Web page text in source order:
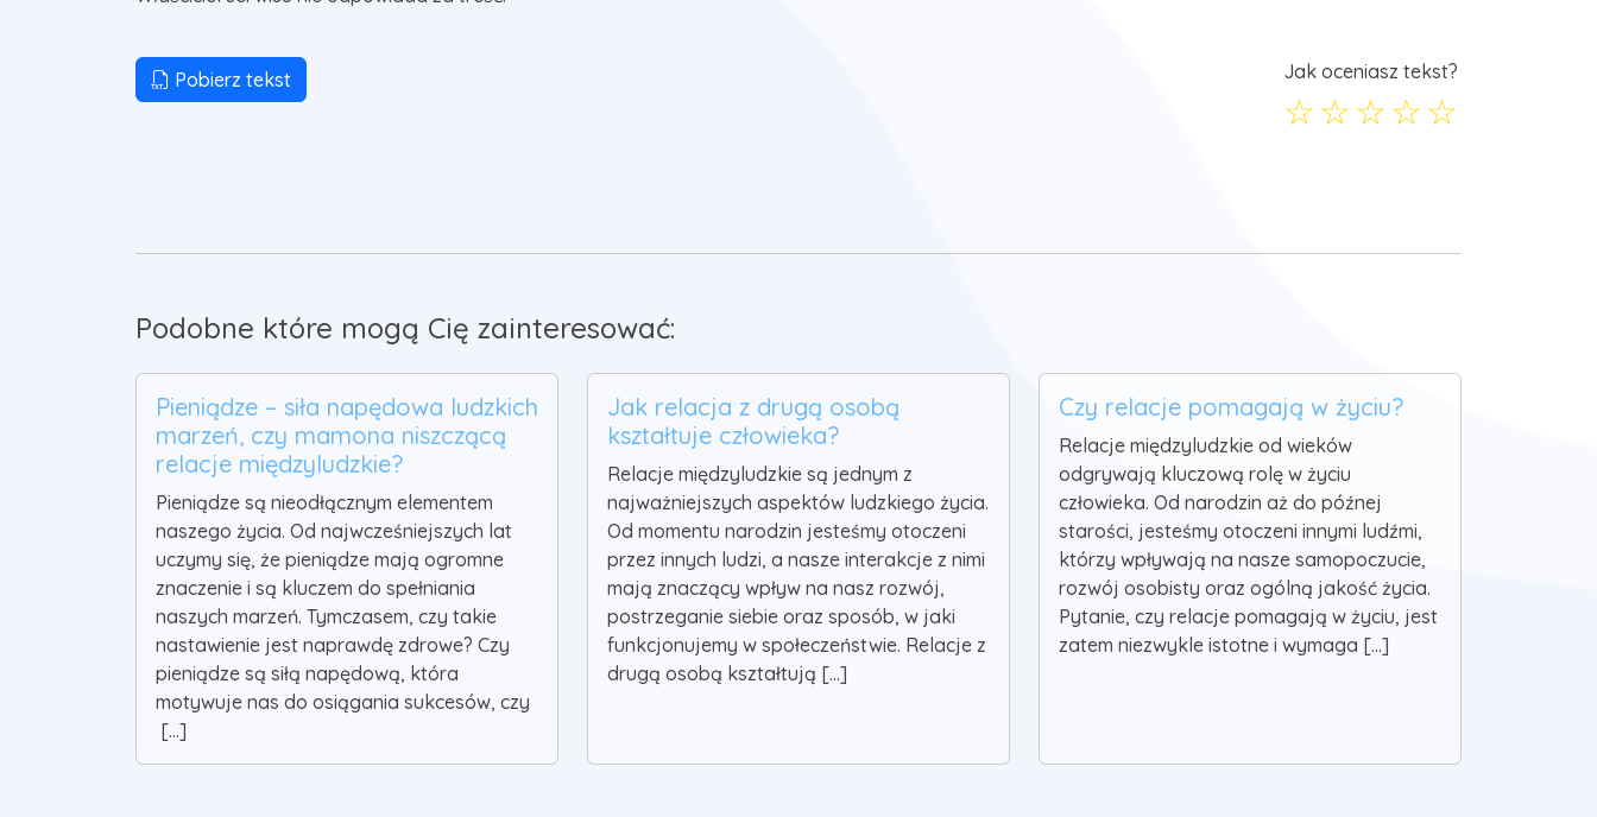
Pobierz tekst Jak oceniasz tekst?
☆
☆
☆
☆
☆
Podobne które mogą Cię zainteresować:
Pieniądze – siła napędowa ludzkich
marzeń, czy mamona niszczącą
relacje międzyludzkie?
Pieniądze są nieodłącznym elementem
naszego życia. Od najwcześniejszych lat
uczymy się, że pieniądze mają ogromne
znaczenie i są kluczem do spełniania
naszych marzeń. Tymczasem, czy takie
nastawienie jest naprawdę zdrowe? Czy
pieniądze są siłą napędową, która
motywuje nas do osiągania sukcesów, czy
[...]
Jak relacja z drugą osobą
kształtuje człowieka?
Relacje międzyludzkie są jednym z
najważniejszych aspektów ludzkiego życia.
Od momentu narodzin jesteśmy otoczeni
przez innych ludzi, a nasze interakcje z nimi
mają znaczący wpływ na nasz rozwój,
postrzeganie siebie oraz sposób, w jaki
funkcjonujemy w społeczeństwie. Relacje z
drugą osobą kształtują [...]
Czy relacje pomagają w życiu?
Relacje międzyludzkie od wieków
odgrywają kluczową rolę w życiu
człowieka. Od narodzin aż do późnej
starości, jesteśmy otoczeni innymi ludźmi,
którzy wpływają na nasze samopoczucie,
rozwój osobisty oraz ogólną jakość życia.
Pytanie, czy relacje pomagają w życiu, jest
zatem niezwykle istotne i wymaga [...]